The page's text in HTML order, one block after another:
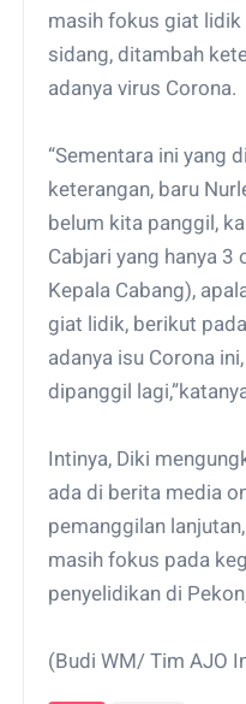
masih fokus giat lidik
sidang, ditambah
adanya virus Corona.
“Sementara ini yang
keterangan, baru
belum kita panggil,
Cabjari yang hanya 3
Kepala Cabang),
giat lidik, berikut
adanya isu Corona
dipanggil
Intinya, Diki
ada di berita media
pemanggilan
masih fokus pada
penyelidikan di
(Budi WM/ Tim AJO